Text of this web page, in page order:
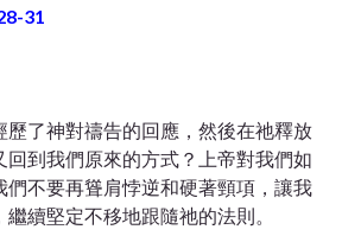
31
歷了神對禱告的回應，然後在祂釋放
回到我們原來的方式？上帝對我們如
們不要再聳肩悖逆和硬著頸項，讓我
續堅定不移地跟隨祂的法則。